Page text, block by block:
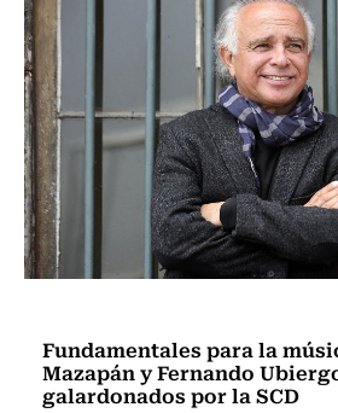
Fundamentales para la
Mazapán y Fernando
galardonados por la SCD